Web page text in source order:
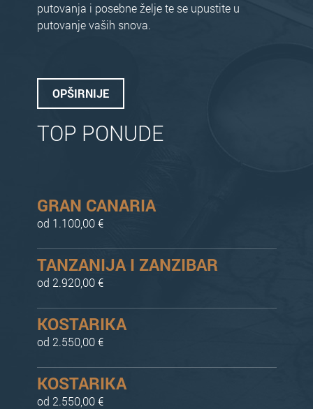
putovanja i posebne želje te se upustite u
putovanje vaših snova.
OPŠIRNIJE
TOP PONUDE
GRAN CANARIA
od 1.100,00 €
TANZANIJA I ZANZIBAR
od 2.920,00 €
KOSTARIKA
od 2.550,00 €
KOSTARIKA
od 2.550,00 €